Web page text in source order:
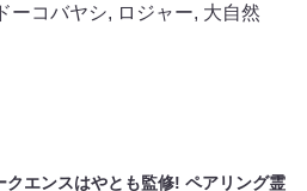
ーコバヤシ, ロジャー, 大自然
クエンスはやとも監修! ペアリング霊